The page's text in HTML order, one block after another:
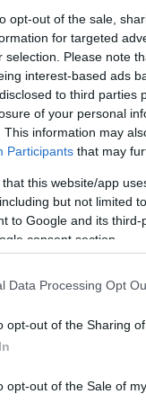
opt-out of the sale,
for targeted
selection. Please note
interest-based ads
to third parties
of your personal
This information may
Participants that may
that this website/app
but not limited
to Google and its
consent section.
Data Processing Opt
opt-out of the Sharing
opt-out of the Sale of
Tetszik 0
nagy része
szerint a súlyos
75 százaléka nem
oka a
a depressziós